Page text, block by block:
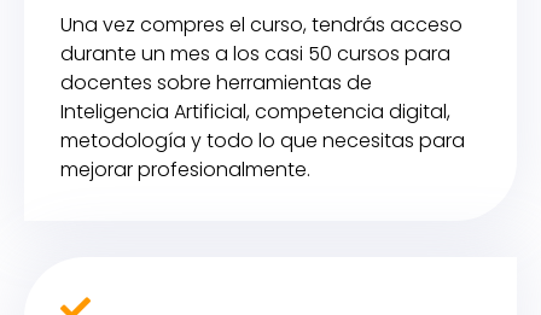
Una vez compres el curso, tendrás acceso
durante un mes a los casi 50 cursos para
docentes sobre herramientas de
Inteligencia Artificial, competencia digital,
metodología y todo lo que necesitas para
mejorar profesionalmente.